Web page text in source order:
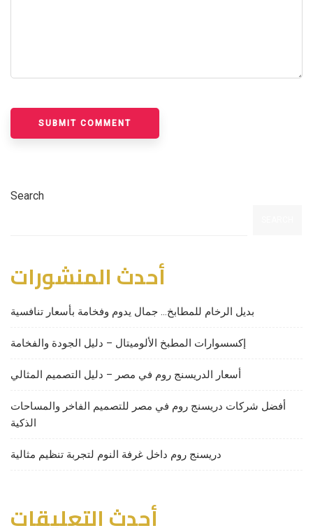
Search
أحدث المنشورات
بديل الرخام للمطابخ… جمال يدوم وفخامة بأسعار تنافسية
إكسسوارات المطبخ الألوميتال – دليل الجودة والفخامة
أسعار الدريسنج روم في مصر – دليل التصميم المثالي
أفضل شركات دريسنج روم في مصر للتصميم الفاخر والمساحات
الذكية
دريسنج روم داخل غرفة النوم لتجربة تنظيم مثالية
أحدث التعليقات